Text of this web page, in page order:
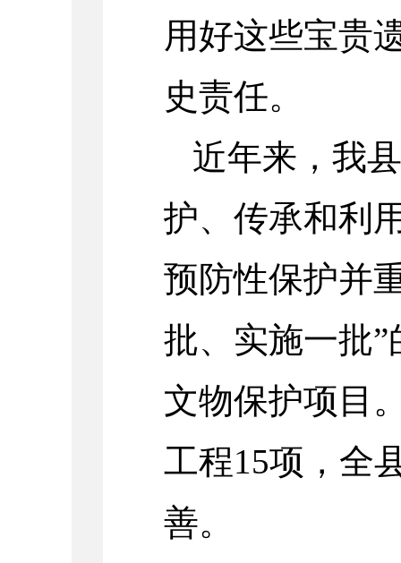
用好这些宝贵
史责任。
近年来，我
护、传承和利
预防性保护并
批、实施一批
文物保护项目
工程15项，全
善。